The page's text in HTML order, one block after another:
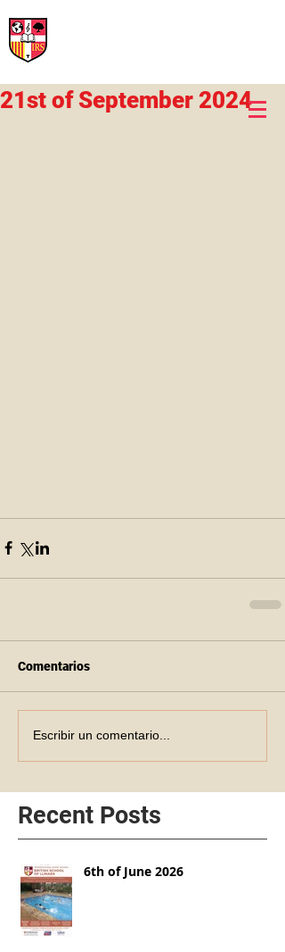
21st of September 2024
Comentarios
Escribir un comentario...
Recent Posts
6th of June 2026